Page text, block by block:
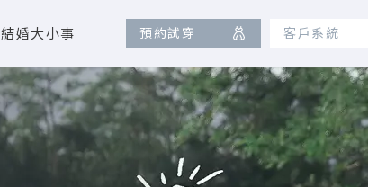
結婚大小事 預約試穿 客戶系統